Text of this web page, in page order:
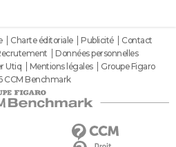
Charte éditoriale Publicité
Contact
Données personnelles
Utiq Mentions légales
Groupe Figaro
CCM Benchmark